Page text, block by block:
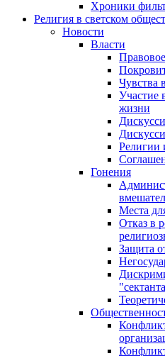
Хроники
Религия в светском
Новости
Власти
Чувства
Участие
жизни
Религии
Гонения
Места
Отказ в
Защита